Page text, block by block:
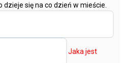
się na co dzień w mieście.
Jaka jest